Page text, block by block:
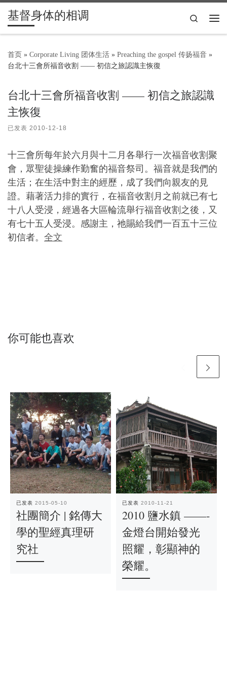
Skip to content
基督身体的相调
Search
首页 » Corporate Living 团体生活 » Preaching the gospel 传扬福音 »
台北十三會所福音收割 —— 初信之旅認識主恢復
台北十三會所福音收割 —— 初信之旅認識
主恢復
已发表 2010-12-18
十三會所每年於六月與十二月各舉行一次福音收割聚
會，眾聖徒操練作勤奮的福音祭司。福音就是我們的
生活；在生活中對主的經歷，成了我們向親友的見
證。藉著活力排的實行，在福音收割月之前就已有七
十八人受浸，經過各大區輪流舉行福音收割之後，又
有七十五人受浸。感謝主，祂賜給我們一百五十三位
初信者。 全文
你可能也喜欢
已发表 2015-05-10
社團簡介 | 銘傳大
學的聖經真理研
究社
已发表 2010-11-21
2010 鹽水鎮 ——-
金燈台開始發光
照耀，彰顯神的
榮耀。